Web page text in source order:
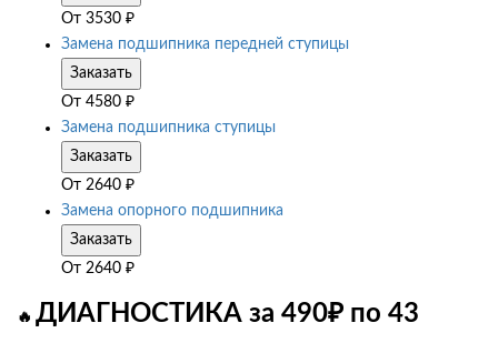
От 3530 ₽
Замена подшипника передней ступицы
Заказать
От 4580 ₽
Замена подшипника ступицы
Заказать
От 2640 ₽
Замена опорного подшипника
Заказать
От 2640 ₽
🔥 ДИАГНОСТИКА за 490₽ по 43